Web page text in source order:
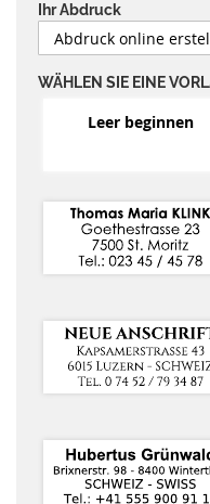
Ihr Abdruck
WÄHLEN SIE EINE
Leer beginnen